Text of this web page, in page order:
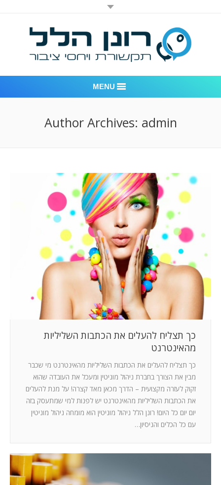
MENU
לקוחות – משרד יחסי ציבור רונן הלל
חדר חדשות
המלצות
ניהול מוניטין
צור קשר
Author Archives: admin
כך תצליח להעלים את הכתבות השליליות
מהאינטרנט
כך תצליח להעלים את הכתבות השליליות מהאינטרנט מי שכבר
מבין את הצורך בחברת ניהול מוניטין ומעכל את העובדה שהוא
זקוק לעזרה מקצועית – הדרך מכאן מאד קצרה! על מנת להעלים
את הכתבות השליליות מהאינטרנט יש לפנות למי שמתעסק בזה
יום יום כל היום! רונן הלל ניהול מוניטין הוא מומחה ניהול מוניטין
עם כל הכלים והניסיון…